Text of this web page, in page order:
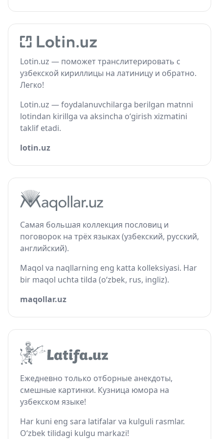
Lotin.uz — поможет транслитерировать с
узбекской кириллицы на латиницу и обратно.
Легко!
Lotin.uz — foydalanuvchilarga berilgan matnni
lotindan kirillga va aksincha o‘girish xizmatini
taklif etadi.
lotin.uz
Самая большая коллекция пословиц и
поговорок на трёх языках (узбекский, русский,
английский).
Maqol va naqllarning eng katta kolleksiyasi. Har
bir maqol uchta tilda (o‘zbek, rus, ingliz).
maqollar.uz
Ежедневно только отборные анекдоты,
смешные картинки. Кузница юмора на
узбекском языке!
Har kuni eng sara latifalar va kulguli rasmlar.
O‘zbek tilidagi kulgu markazi!